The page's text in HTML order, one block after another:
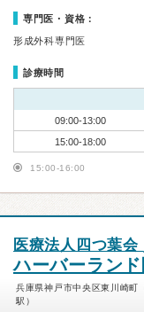
専門医・資格：
形成外科専門医
診療時間
09:00-13:00
15:00-18:00
15:00-16:00
医療法人四つ葉会
ハーバーラン
兵庫県神戸市中央区東川崎町
駅）